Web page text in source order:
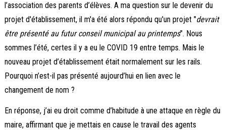
l’association des parents d’élèves. A ma question sur le devenir du
projet d'établissement, il m'a été alors répondu qu'un projet "devrait
être présenté au futur conseil municipal au printemps". Nous
sommes l’été, certes il y a eu le COVID 19 entre temps. Mais le
nouveau projet d’établissement était normalement sur les rails.
Pourquoi n’est-il pas présenté aujourd’hui en lien avec le
changement de nom ?
En réponse, j’ai eu droit comme d’habitude à une attaque en règle du
maire, affirmant que je mettais en cause le travail des agents